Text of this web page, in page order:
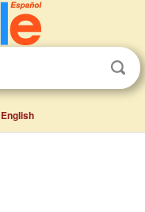
English